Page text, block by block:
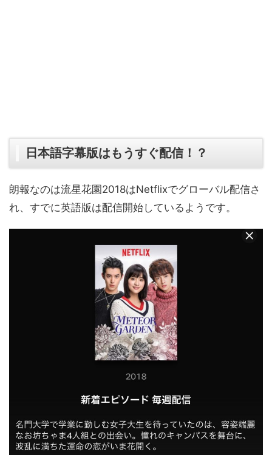
日本語字幕版はもうすぐ配信！？
朗報なのは流星花園2018はNetflixでグローバル配信さ
れ、すでに英語版は配信開始しているようです。